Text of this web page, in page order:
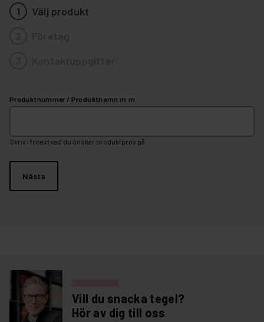
1
Välj produkt
Produktnummer / Produktnamn m.m
Skriv i fritext vad du önskar produktprov på
Vill du snacka tegel?
Hör av dig till oss